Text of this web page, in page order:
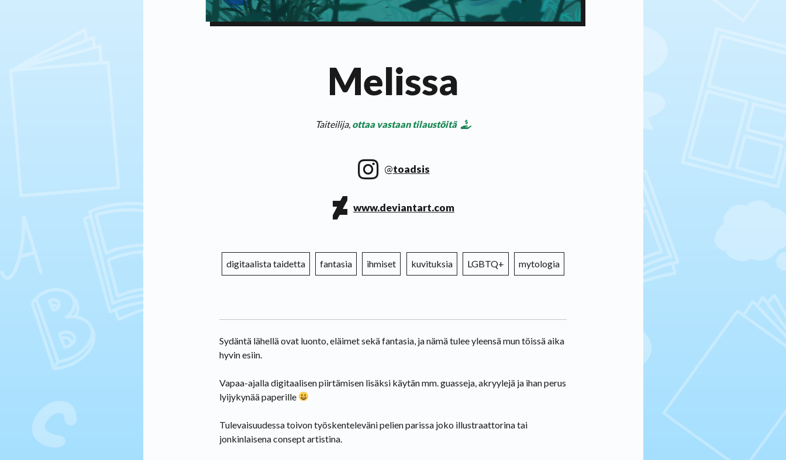
Melissa
Taiteilija, ottaa vastaan tilaustöitä
@toadsis
www.deviantart.com
digitaalista taidetta fantasia ihmiset kuvituksia LGBTQ+ mytologia
Sydäntä lähellä ovat luonto, eläimet sekä fantasia, ja nämä tulee yleensä mun töissä aika
hyvin esiin.
Vapaa-ajalla digitaalisen piirtämisen lisäksi käytän mm. guasseja, akryylejä ja ihan perus
lyijykynää paperille
Tulevaisuudessa toivon työskenteleväni pelien parissa joko illustraattorina tai
jonkinlaisena consept artistina.